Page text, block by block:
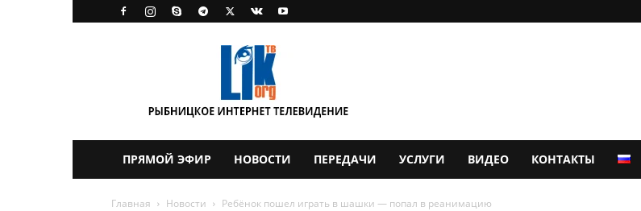
ПРЯМОЙ ЭФИР НОВОСТИ ПЕРЕДАЧИ УСЛУГИ ВИДЕО КОНТАКТЫ
Главная Новости Ребёнок пошел играть в шашки — попал в реанимацию